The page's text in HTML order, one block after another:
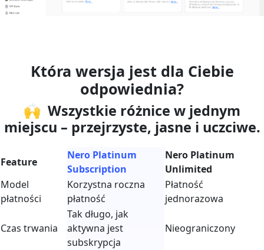
Która wersja jest dla Ciebie
odpowiednia?
🙌 Wszystkie różnice w jednym
miejscu – przejrzyste, jasne i uczciwe.
Feature
Nero Platinum
Subscription
Nero Platinum
Unlimited
Model
płatności
Korzystna roczna
płatność
Płatność
jednorazowa
Czas trwania
Tak długo, jak
aktywna jest
subskrypcja
Nieograniczony